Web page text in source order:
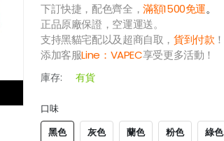
下訂快捷，配色齊全，滿額1500免運。
正品原廠保證，空運運送。
支持黑貓宅配以及超商自取，貨到付款 ！
添加客服Line： VAPEC享受更多活動！
庫存: 有貨
口味
黑色 灰色 蘭色 粉色 綠色